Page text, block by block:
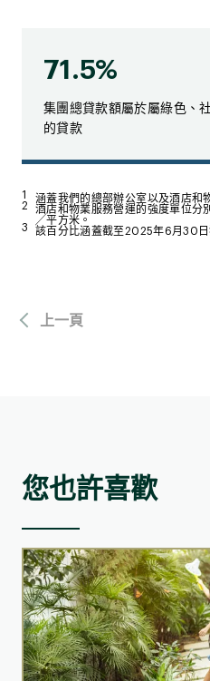
71.5%
集團總貸款額屬於屬綠色、
的貸款
涵蓋我們的總部辦公室以及酒店和
酒店和物業服務營運的強度單位
╱平方米。
該百分比涵蓋截至2025年6月30日
上一頁
您也許喜歡